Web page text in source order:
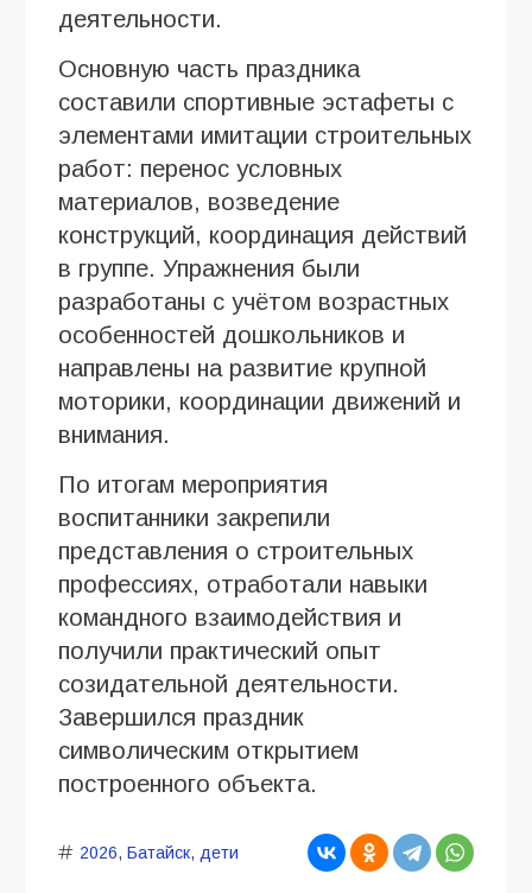
деятельности.
Основную часть праздника
составили спортивные эстафеты с
элементами имитации строительных
работ: перенос условных
материалов, возведение
конструкций, координация действий
в группе. Упражнения были
разработаны с учётом возрастных
особенностей дошкольников и
направлены на развитие крупной
моторики, координации движений и
внимания.
По итогам мероприятия
воспитанники закрепили
представления о строительных
профессиях, отработали навыки
командного взаимодействия и
получили практический опыт
созидательной деятельности.
Завершился праздник
символическим открытием
построенного объекта.
2026, Батайск, дети